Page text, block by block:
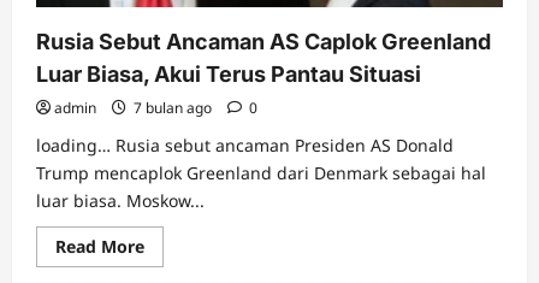
Rusia Sebut Ancaman AS Caplok Greenland
Luar Biasa, Akui Terus Pantau Situasi
admin 7 bulan ago 0
loading… Rusia sebut ancaman Presiden AS Donald
Trump mencaplok Greenland dari Denmark sebagai hal
luar biasa. Moskow...
Read MoreRead
more